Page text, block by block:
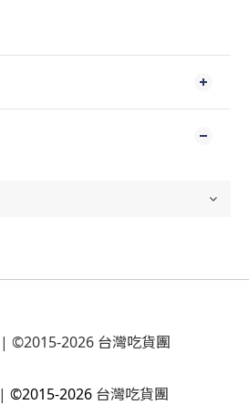
| ©2015-2026 台灣吃貨團
| ©2015-2026台灣吃貨團